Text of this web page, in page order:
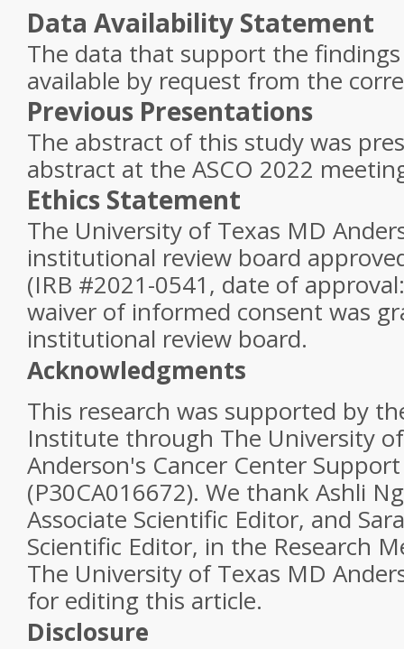
Data Availability Statement
The data that support the
available by request from the
Previous Presentations
The abstract of this study was
abstract at the ASCO 2022
Ethics Statement
The University of Texas MD
institutional review board
(IRB #2021-0541, date of
waiver of informed consent was
institutional review board.
Acknowledgments
This research was supported by
Institute through The University
Anderson's Cancer Center
(P30CA016672). We thank Ashli
Associate Scientific Editor, and
Scientific Editor, in the Research
The University of Texas MD
for editing this article.
Disclosure